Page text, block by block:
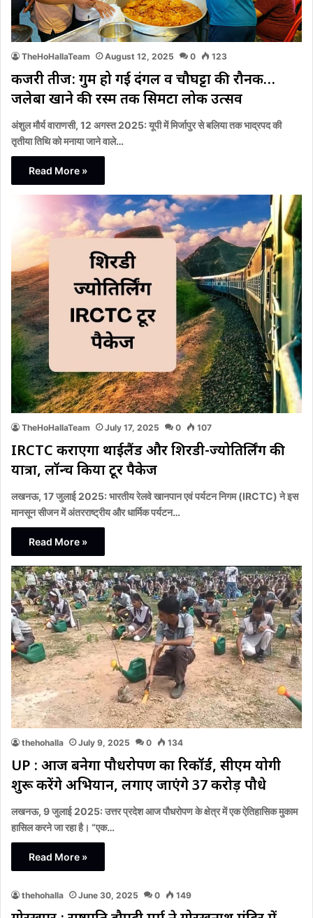
TheHoHallaTeam August 12, 2025 0 123
कजरी तीज: गुम हो गई दंगल व चौघट्टा की रौनक…
जलेबा खाने की रस्म तक सिमटा लोक उत्सव
अंशुल मौर्य वाराणसी, 12 अगस्त 2025: यूपी में मिर्जापुर से बलिया तक भाद्रपद की
तृतीया तिथि को मनाया जाने वाले…
Read More »
TheHoHallaTeam July 17, 2025 0 107
IRCTC कराएगा थाईलैंड और शिरडी-ज्योतिर्लिंग की
यात्रा, लॉन्च किया टूर पैकेज
लखनऊ, 17 जुलाई 2025: भारतीय रेलवे खानपान एवं पर्यटन निगम (IRCTC) ने इस
मानसून सीजन में अंतरराष्ट्रीय और धार्मिक पर्यटन…
Read More »
thehohalla July 9, 2025 0 134
UP : आज बनेगा पौधरोपण का रिकॉर्ड, सीएम योगी
शुरू करेंगे अभियान, लगाए जाएंगे 37 करोड़ पौधे
लखनऊ, 9 जुलाई 2025: उत्तर प्रदेश आज पौधरोपण के क्षेत्र में एक ऐतिहासिक मुकाम
हासिल करने जा रहा है। “एक…
Read More »
thehohalla June 30, 2025 0 149